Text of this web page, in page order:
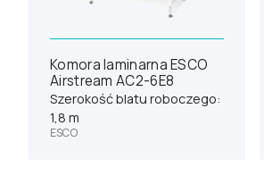
Komora laminarna ESCO
Airstream AC2-6E8
Szerokość blatu roboczego:
1,8 m
ESCO